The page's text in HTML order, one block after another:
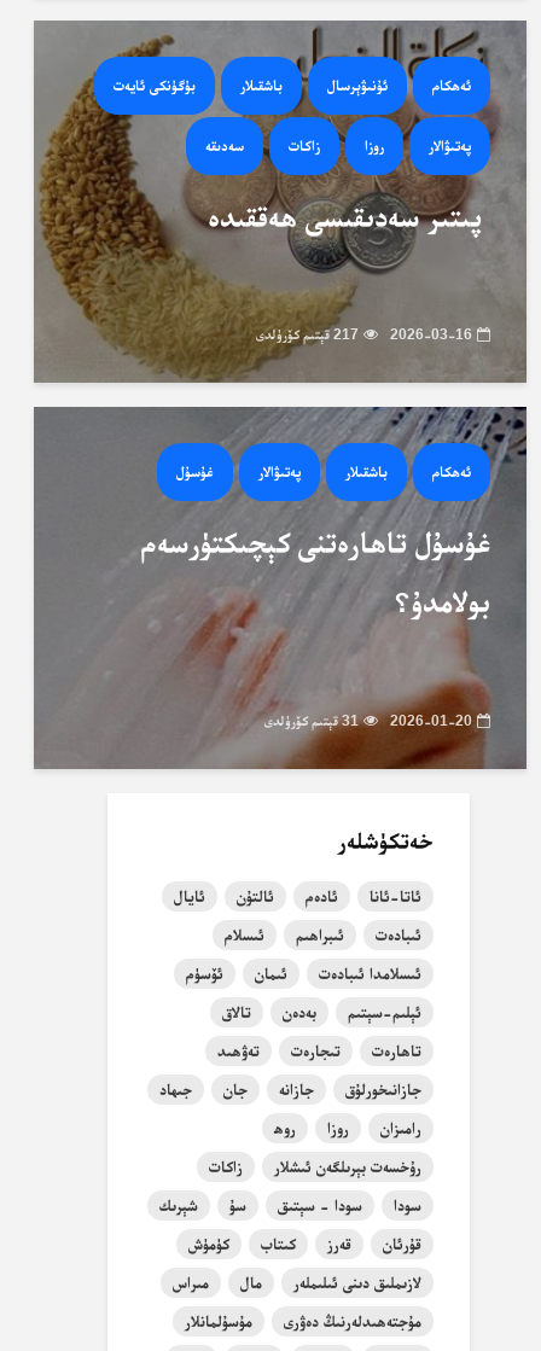
ئەھكام ئۇنىۋېرسال باشقىلار بۈگۈنكى ئايەت
پەتىۋالار روزا زاكات سەدىقە
پىتىر سەدىقىسى ھەققىدە
2026-03-16 217 قېتىم كۆرۈلدى
ئەھكام باشقىلار پەتىۋالار غۇسۇل
غۇسۇل تاھارەتنى كېچىكتۈرسەم
بولامدۇ؟
2026-01-20 31 قېتىم كۆرۈلدى
خەتكۈشلەر
ئاتا-ئانا ئادەم ئالتۇن
ئايال
ئىبادەت
ئىبراھىم
ئىسلام
ئىسلامدا ئىبادەت
ئىمان
ئۆسۈم
ئېلىم-سېتىم
بەدەن
تالاق
تاھارەت
تىجارەت
تەۋھىد
جازانىخورلۇق
جازانە جان
جىھاد
رامىزان
روزا
روھ
رۇخسەت بېرىلگەن ئىشلار
زاكات
سودا
سودا - سېتىق سۇ
شېرىك
قۇرئان
قەرز كىتاب
كۈمۈش
لازىملىق دىنى ئىلىملەر
مال
مىراس
مۇجتەھىدلەرنىڭ دەۋرى
مۇسۇلمانلار